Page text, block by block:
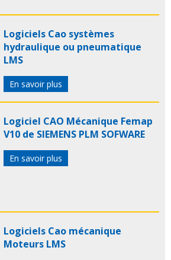
Logiciels Cao systèmes
hydraulique ou pneumatique
LMS
En savoir plus
Logiciel CAO Mécanique Femap
V10 de SIEMENS PLM SOFWARE
En savoir plus
Logiciels Cao mécanique
Moteurs LMS